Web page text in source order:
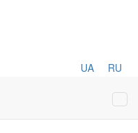
UA RU